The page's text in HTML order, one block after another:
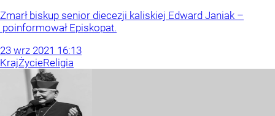
Zmarł biskup senior diecezji kaliskiej Edward Janiak –
poinformował Episkopat.
23 wrz 2021 16:13
KrajŻycieReligia